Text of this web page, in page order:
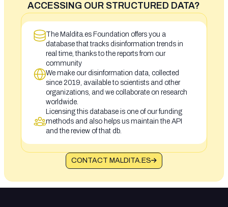
ACCESSING OUR STRUCTURED DATA?
The Maldita.es Foundation offers you a
database that tracks disinformation trends in
real time, thanks to the reports from our
community
We make our disinformation data, collected
since 2019, available to scientists and other
organizations, and we collaborate on research
worldwide.
Licensing this database is one of our funding
methods and also helps us maintain the API
and the review of that db.
CONTACT MALDITA.ES